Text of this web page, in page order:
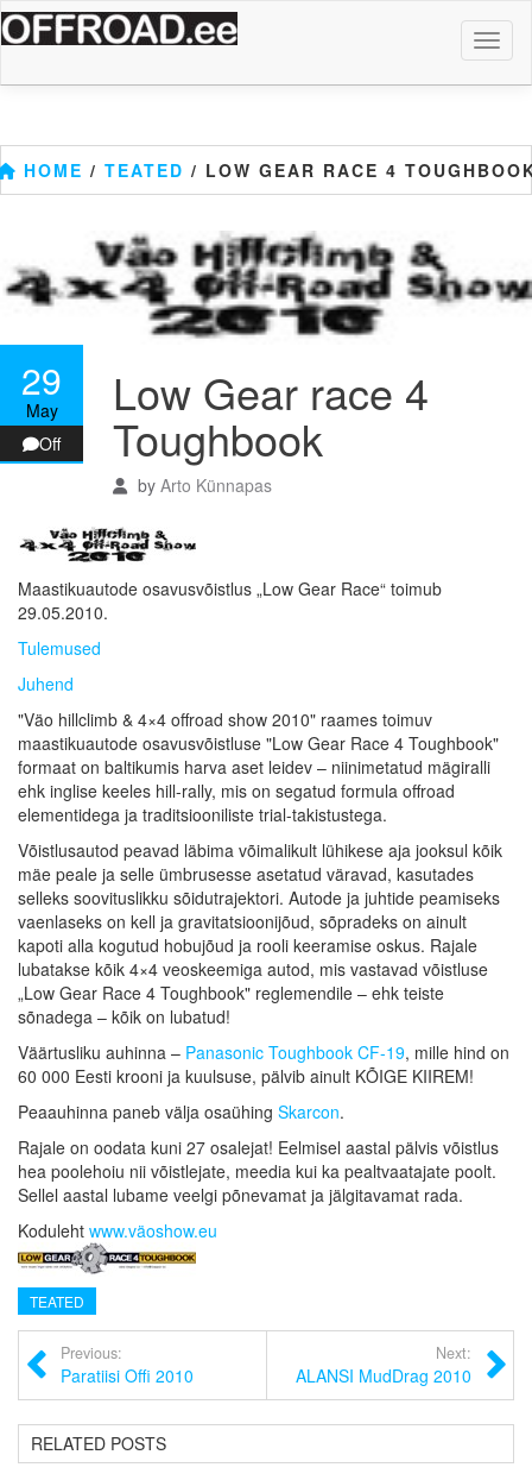
Skip
to
content
HOME / TEATED / LOW GEAR RACE 4
29
May
Off
Low Gear race 4
Toughbook
by Arto Künnapas
Maastikuautode osavusvõistlus „Low Gear Race“ toimub
29.05.2010.
Tulemused
Juhend
"Väo hillclimb & 4×4 offroad show 2010" raames toimuv
maastikuautode osavusvõistluse "Low Gear Race 4 Toughbook"
formaat on baltikumis harva aset leidev – niinimetatud mägiralli
ehk inglise keeles hill-rally, mis on segatud formula offroad
elementidega ja traditsiooniliste trial-takistustega.
Võistlusautod peavad läbima võimalikult lühikese aja jooksul kõik
mäe peale ja selle ümbrusesse asetatud väravad, kasutades
selleks soovituslikku sõidutrajektori. Autode ja juhtide peamiseks
vaenlaseks on kell ja gravitatsioonijõud, sõpradeks on ainult
kapoti alla kogutud hobujõud ja rooli keeramise oskus. Rajale
lubatakse kõik 4×4 veoskeemiga autod, mis vastavad võistluse
„Low Gear Race 4 Toughbook" reglemendile – ehk teiste
sõnadega – kõik on lubatud!
Väärtusliku auhinna – Panasonic Toughbook CF-19, mille hind on
60 000 Eesti krooni ja kuulsuse, pälvib ainult KÕIGE KIIREM!
Peaauhinna paneb välja osaühing Skarcon.
Rajale on oodata kuni 27 osalejat! Eelmisel aastal pälvis võistlus
hea poolehoiu nii võistlejate, meedia kui ka pealtvaatajate poolt.
Sellel aastal lubame veelgi põnevamat ja jälgitavamat rada.
Koduleht www.väoshow.eu
TEATED
Previous:
Paratiisi Offi 2010
Next:
ALANSI MudDrag 2010
RELATED POSTS